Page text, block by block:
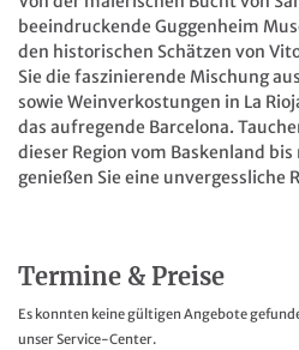
beeindruckende Guggenheim
den historischen Schätzen von
Sie die faszinierende Mischung
sowie Weinverkostungen in La
das aufregende Barcelona.
dieser Region vom Baskenland
genießen Sie eine unvergessliche
Termine & Preise
Es konnten keine gültigen Angebote
unser Service-Center.